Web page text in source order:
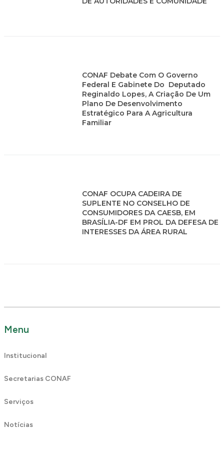
CONAF Debate Com O Governo
Federal E Gabinete Do Deputado
Reginaldo Lopes, A Criação De Um
Plano De Desenvolvimento
Estratégico Para A Agricultura
Familiar
CONAF OCUPA CADEIRA DE
SUPLENTE NO CONSELHO DE
CONSUMIDORES DA CAESB, EM
BRASÍLIA-DF EM PROL DA DEFESA DE
INTERESSES DA ÁREA RURAL
Menu
Institucional
Secretarias CONAF
Serviços
Notícias